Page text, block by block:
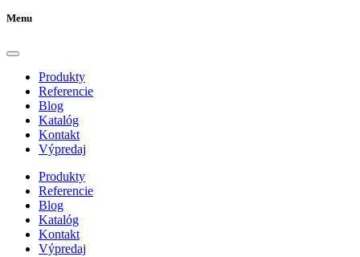
Menu
Produkty
Referencie
Blog
Katalóg
Kontakt
Výpredaj
Produkty
Referencie
Blog
Katalóg
Kontakt
Výpredaj